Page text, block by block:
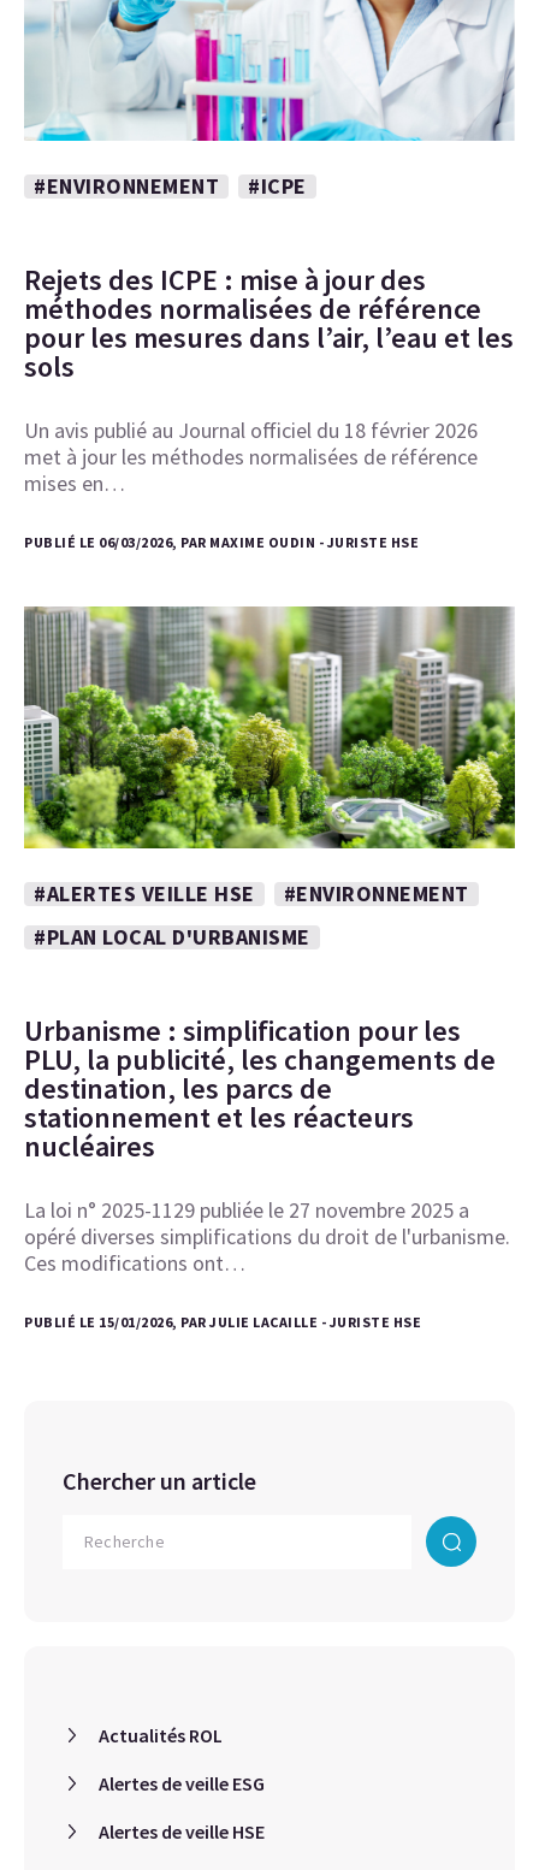
#ENVIRONNEMENT #ICPE
Rejets des ICPE : mise à jour des
méthodes normalisées de référence
pour les mesures dans l’air, l’eau et les
sols
Un avis publié au Journal officiel du 18 février 2026
met à jour les méthodes normalisées de référence
mises en…
PUBLIÉ LE 06/03/2026, PAR MAXIME OUDIN - JURISTE HSE
#ALERTES VEILLE HSE
#ENVIRONNEMENT
#PLAN LOCAL D'URBANISME
Urbanisme : simplification pour les
PLU, la publicité, les changements de
destination, les parcs de
stationnement et les réacteurs
nucléaires
La loi n° 2025-1129 publiée le 27 novembre 2025 a
opéré diverses simplifications du droit de l'urbanisme.
Ces modifications ont…
PUBLIÉ LE 15/01/2026, PAR JULIE LACAILLE - JURISTE HSE
Chercher un article
Actualités ROL
Alertes de veille ESG
Alertes de veille HSE